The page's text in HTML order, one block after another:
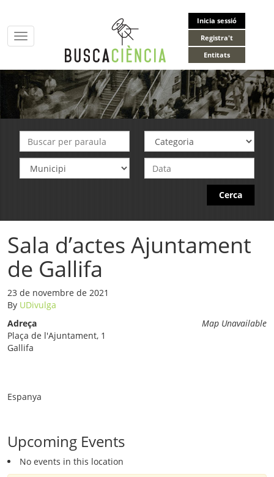
Inicia sessió
Registra't
Entitats
Toggle
navigation
Cerca
Sala d’actes Ajuntament
de Gallifa
23 de novembre de 2021
By UDivulga
Map Unavailable
Adreça
Plaça de l'Ajuntament, 1
Gallifa
Espanya
Upcoming Events
No events in this location